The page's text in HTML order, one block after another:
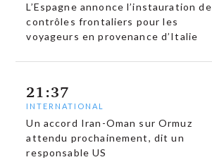
L’Espagne annonce l’instauration de
contrôles frontaliers pour les
voyageurs en provenance d’Italie
21:37
INTERNATIONAL
Un accord Iran-Oman sur Ormuz
attendu prochainement, dit un
responsable US